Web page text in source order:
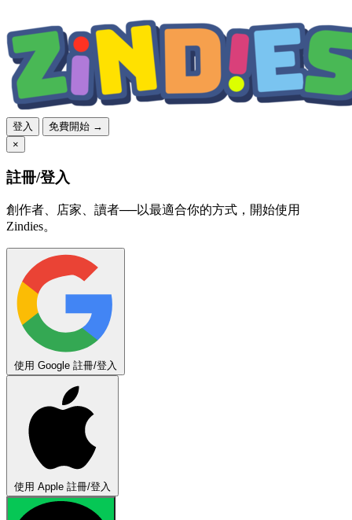
登入
免費開始 →
×
註冊/登入
創作者、店家、讀者──以最適合你的方式，開始使用
Zindies。
使用 Google 註冊/登入
使用 Apple 註冊/登入